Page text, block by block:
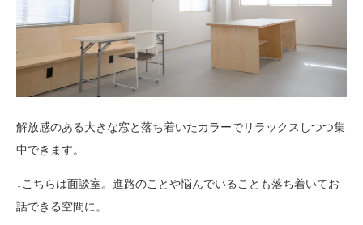
解放感のある大きな窓と落ち着いたカラーでリラックスしつつ集
中できます。
↓こちらは面談室。進路のことや悩んでいることも落ち着いてお
話できる空間に。